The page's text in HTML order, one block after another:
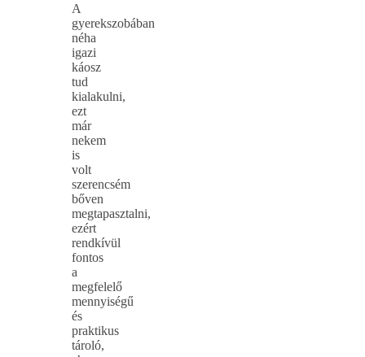
A
gyerekszobában
néha
igazi
káosz
tud
kialakulni,
ezt
már
nekem
is
volt
szerencsém
bőven
megtapasztalni,
ezért
rendkívül
fontos
a
megfelelő
mennyiségű
és
praktikus
tároló,